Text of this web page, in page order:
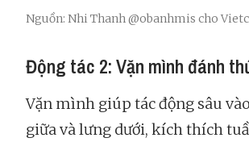
Nguồn: Nhi Thanh @obanhmis cho
Động tác 2: Vặn mình đánh
Vặn mình giúp tác động sâu
giữa và lưng dưới, kích thích